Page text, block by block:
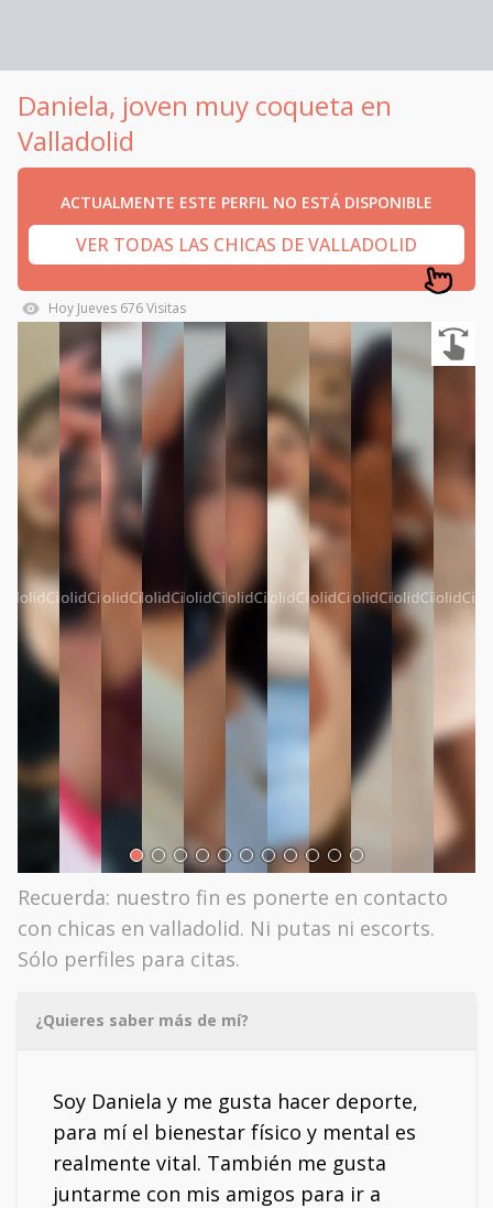
Daniela, joven muy coqueta en
Valladolid
ACTUALMENTE ESTE PERFIL NO ESTÁ DISPONIBLE
VER TODAS LAS CHICAS DE VALLADOLID
Hoy Jueves 676Visitas
Recuerda: nuestro fin es ponerte en contacto
con chicas en valladolid. Ni putas ni escorts.
Sólo perfiles para citas.
¿Quieres saber más de mí?
Soy Daniela y me gusta hacer deporte,
para mí el bienestar físico y mental es
realmente vital. También me gusta
juntarme con mis amigos para ir a